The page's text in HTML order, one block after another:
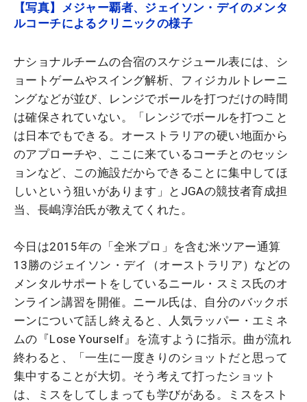
【写真】メジャー覇者、ジェイソン・デイのメンタ
ルコーチによるクリニックの様子
ナショナルチームの合宿のスケジュール表には、シ
ョートゲームやスイング解析、フィジカルトレーニ
ングなどが並び、レンジでボールを打つだけの時間
は確保されていない。「レンジでボールを打つこと
は日本でもできる。オーストラリアの硬い地面から
のアプローチや、ここに来ているコーチとのセッシ
ョンなど、この施設だからできることに集中してほ
しいという狙いがあります」とJGAの競技者育成担
当、長嶋淳治氏が教えてくれた。
今日は2015年の「全米プロ」を含む米ツアー通算
13勝のジェイソン・デイ（オーストラリア）などの
メンタルサポートをしているニール・スミス氏のオ
ンライン講習を開催。ニール氏は、自分のバックボ
ーンについて話し終えると、人気ラッパー・エミネ
ムの『Lose Yourself』を流すように指示。曲が流れ
終わると、「一生に一度きりのショットだと思って
集中することが大切。そう考えて打ったショット
は、ミスをしてしまっても学びがある。ミスをスト